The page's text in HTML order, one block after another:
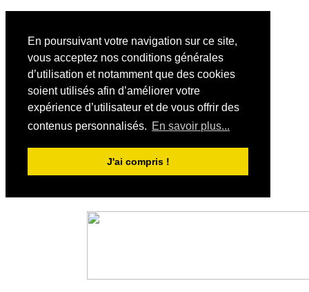
En poursuivant votre navigation sur ce site,
vous acceptez nos conditions générales
d’utilisation et notamment que des cookies
soient utilisés afin d’améliorer votre
expérience d’utilisateur et de vous offrir des
contenus personnalisés. En savoir plus...
J'ai compris !